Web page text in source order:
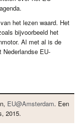
het lezen waard. Het
bijvoorbeeld het
Al met al is de
Nederlandse EU-
EU@Amsterdam. Een
2015.